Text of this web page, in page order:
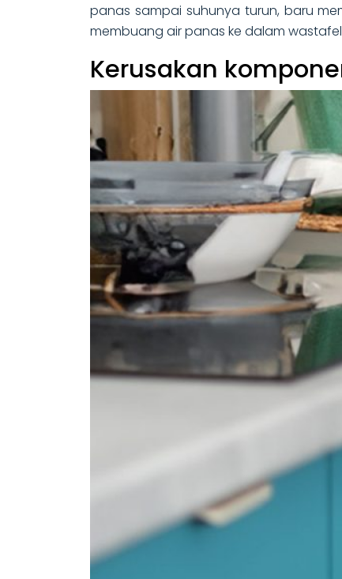
panas sampai suhunya turun, baru
membuang air panas ke dalam
Kerusakan